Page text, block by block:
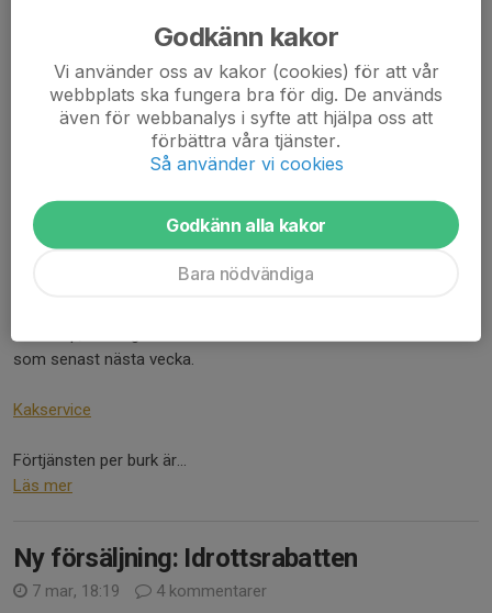
som senast nästa vecka.
Kakservice
Förtjänsten per burk är...
Läs mer
Ny försäljning: Idrottsrabatten
7 mar, 18:19 4 kommentarer
Godkänn kakor
Vi använder oss av kakor (cookies) för att vår
webbplats ska fungera bra för dig. De används
även för webbanalys i syfte att hjälpa oss att
förbättra våra tjänster.
Så använder vi cookies
Godkänn alla kakor
Bara nödvändiga